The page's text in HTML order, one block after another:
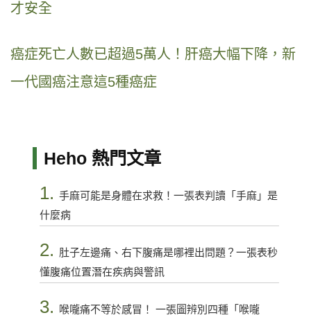
才安全
癌症死亡人數已超過5萬人！肝癌大幅下降，新
一代國癌注意這5種癌症
Heho 熱門文章
1. 手麻可能是身體在求救！一張表判讀「手麻」是
什麼病
2. 肚子左邊痛、右下腹痛是哪裡出問題？一張表秒
懂腹痛位置潛在疾病與警訊
3.
喉嚨痛不等於感冒！ 一張圖辨別四種「喉嚨